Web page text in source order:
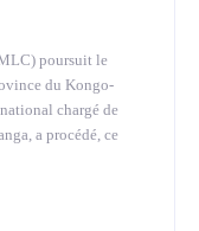
poursuit le
du Kongo-
chargé de
a procédé, ce